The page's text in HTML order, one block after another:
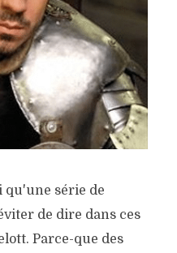
qu'une série de
de dire dans ces
Parce-que des